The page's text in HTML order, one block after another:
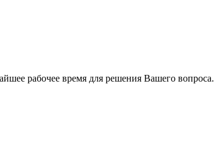
рабочее время для решения Вашего вопроса.